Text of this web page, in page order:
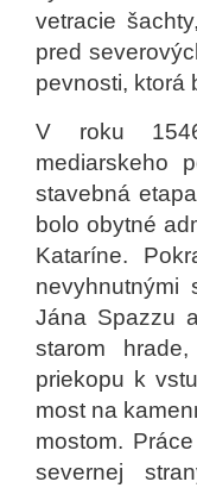
vetracie
pred
pevnosti, ktorá
V roku 1546
mediarskeho
stavebná
bolo obytné
Kataríne.
Jána Spazzu
starom
priekopu k
most na
mostom.
severnej